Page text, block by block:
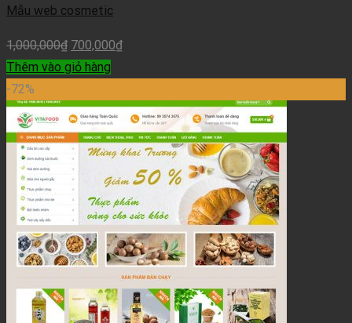
Mẫu web cosmetic
1,000,000₫ 700,000₫
Thêm vào giỏ hàng
-72%